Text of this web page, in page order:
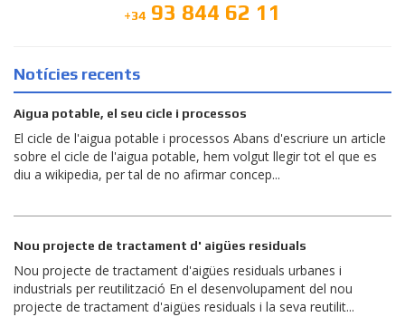
+34 93 844 62 11
Notícies recents
Aigua potable, el seu cicle i processos
El cicle de l'aigua potable i processos Abans d'escriure un article
sobre el cicle de l'aigua potable, hem volgut llegir tot el que es
diu a wikipedia, per tal de no afirmar concep...
Nou projecte de tractament d' aigües residuals
Nou projecte de tractament d'aigües residuals urbanes i
industrials per reutilització En el desenvolupament del nou
projecte de tractament d'aigües residuals i la seva reutilit...